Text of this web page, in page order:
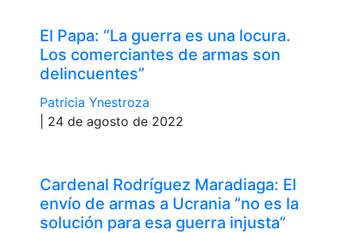
El Papa: “La guerra es una locura.
Los comerciantes de armas son
delincuentes”
Patricia Ynestroza
| 24 de agosto de 2022
Cardenal Rodríguez Maradiaga: El
envío de armas a Ucrania “no es la
solución para esa guerra injusta”